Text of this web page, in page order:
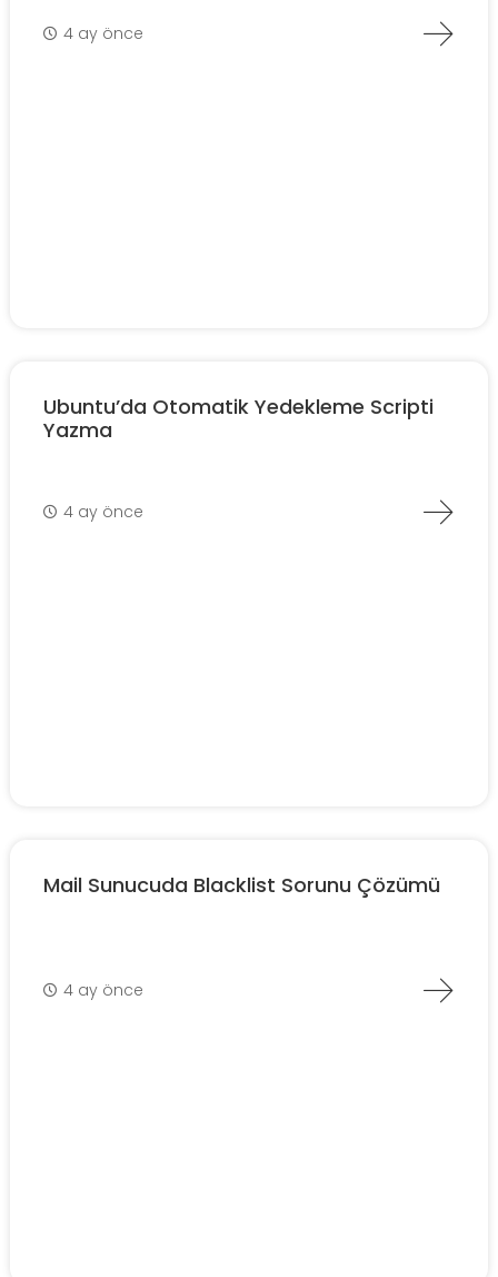
4 ay önce
Ubuntu’da Otomatik Yedekleme Scripti
Yazma
4 ay önce
Mail Sunucuda Blacklist Sorunu Çözümü
4 ay önce